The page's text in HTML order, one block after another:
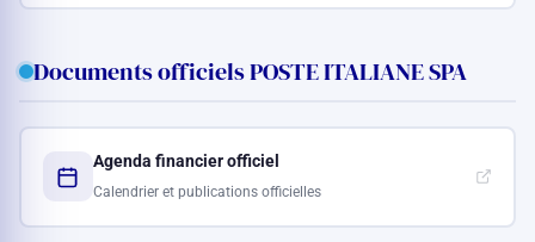
Documents officiels POSTE ITALIANE SPA
Agenda financier officiel
Calendrier et publications officielles